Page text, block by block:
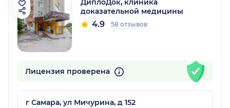
ДиплоДок, клиника
доказательной медицины
4.9 58 отзывов
Лицензия проверена
г Самара, ул Мичурина, д 152